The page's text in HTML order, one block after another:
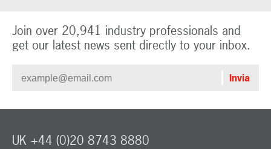
Join over 20,941 industry professionals and
get our latest news sent directly to your inbox.
UK +44 (0)20 8743 8880